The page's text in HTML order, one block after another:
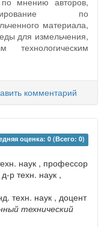
по
материала,
для измельчения,
комментарий
оценка: 0 (Всего: 0)
наук , профессор
д-р техн. наук ,
техн. наук , доцент
технический